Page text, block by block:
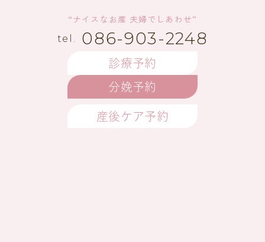
“ナイスなお産 夫婦でしあわせ”
086-903-2248
診療予約
分娩予約
産後ケア予約